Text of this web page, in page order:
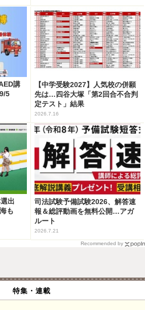
講
5
【中学受験2027】人気校の併願
先は…四谷大塚「第2回合不合判
定テスト」結果
2026.7.16
出
も
司法試験予備試験2026、解答速
報＆総評動画を無料公開…アガ
ルート
2026.7.21
Recommended by
特集・連載